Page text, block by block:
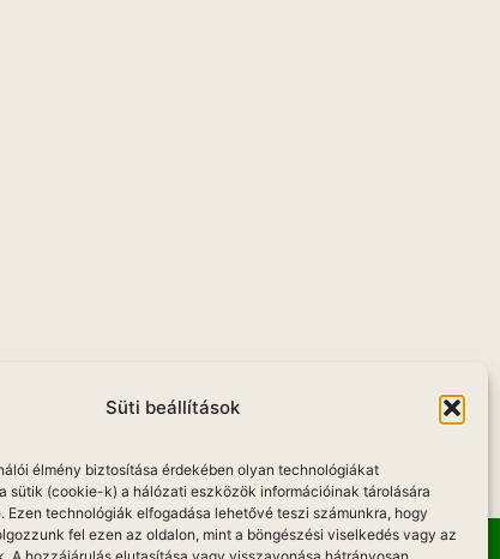
Süti beállítások
élmény biztosítása érdekében olyan technológiákat
sütik (cookie-k) a hálózati eszközök információinak tárolására
Ezen technológiák elfogadása lehetővé teszi számunkra, hogy
fel ezen az oldalon, mint a böngészési viselkedés vagy az